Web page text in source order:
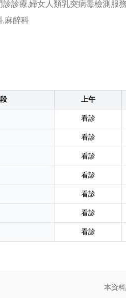
診診療,婦女人類乳突病毒檢測服
,麻醉科
上午
看診
看診
看診
看診
看診
看診
看診
本資